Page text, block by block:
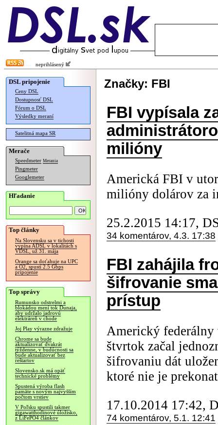
neprihlásený
DSL pripojenie
Ceny DSL
Dostupnosť DSL
Fórum o DSL
Výsledky meraní
Satelitná mapa SR
Merače
Speedmeter Merania
Pingmeter
Googlemeter
Hľadanie
Top články
Na Slovensku sa v tichosti
vypína ADSL v lokalitách s
VDSL, už 31. mája
Orange sa doťahuje na UPC
a O2, spustí 2.5 Gbps
pripojenie
Top správy
Rumunsko odstrelmi a
blokádou mení tok Dunaja,
aby udržalo jadrovú
elektráreň v chode
Joj Play výrazne zdražuje
Chrome sa bude
aktualizovať dvakrát
týždenne, v budúcnosti sa
bude aktualizovať bez
reštartov
Slovensko.sk má opäť
technické problémy
Spustená výroba flash
pamäte s novým najvyšším
počtom vrstiev
V Poľsku spustili takmer
gigawatthodinové úložisko,
z LiFePO4 článkov
Značky: FBI
FBI vypísala
milióny
Americká FBI v
milióny dolárov za
25.2.2015 14:17,
34 komentárov, 4.3. 17:38
FBI zahájila
šifrovanie
prístup
Americký
štvrtok začal
šifrovaniu dát
ktoré nie je
17.10.2014 17:42,
74 komentárov, 5.1. 12:41